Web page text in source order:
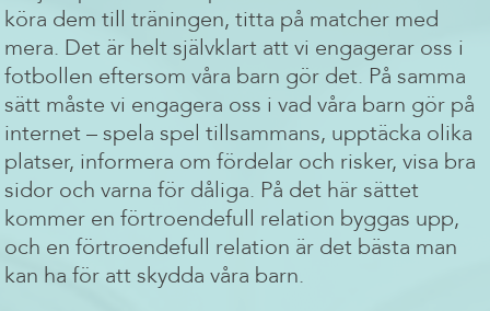
köra dem till träningen, titta på matcher med
mera. Det är helt självklart att vi engagerar oss i
fotbollen eftersom våra barn gör det. På samma
sätt måste vi engagera oss i vad våra barn gör på
internet – spela spel tillsammans, upptäcka olika
platser, informera om fördelar och risker, visa bra
sidor och varna för dåliga. På det här sättet
kommer en förtroendefull relation byggas upp,
och en förtroendefull relation är det bästa man
kan ha för att skydda våra barn.